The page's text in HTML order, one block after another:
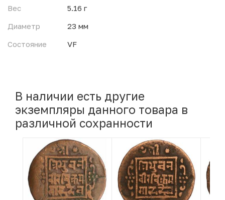
Вес
5.16 г
Диаметр
23 мм
Состояние
VF
В наличии есть другие
экземпляры данного товара в
различной сохранности